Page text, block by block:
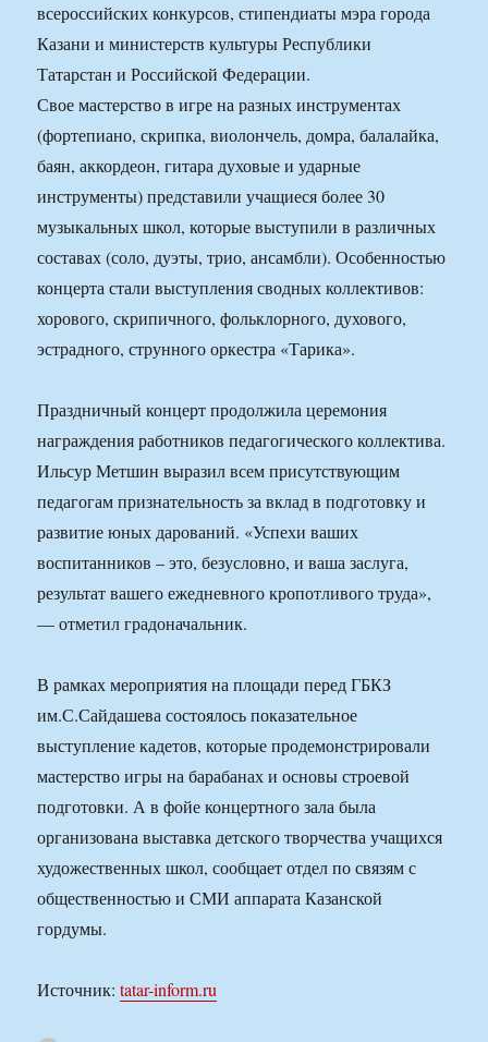
всероссийских конкурсов, стипендиаты мэра города
Казани и министерств культуры Республики
Татарстан и Российской Федерации.
Свое мастерство в игре на разных инструментах
(фортепиано, скрипка, виолончель, домра, балалайка,
баян, аккордеон, гитара духовые и ударные
инструменты) представили учащиеся более 30
музыкальных школ, которые выступили в различных
составах (соло, дуэты, трио, ансамбли). Особенностью
концерта стали выступления сводных коллективов:
хорового, скрипичного, фольклорного, духового,
эстрадного, струнного оркестра «Тарика».
Праздничный концерт продолжила церемония
награждения работников педагогического коллектива.
Ильсур Метшин выразил всем присутствующим
педагогам признательность за вклад в подготовку и
развитие юных дарований. «Успехи ваших
воспитанников – это, безусловно, и ваша заслуга,
результат вашего ежедневного кропотливого труда»,
— отметил градоначальник.
В рамках мероприятия на площади перед ГБКЗ
им.С.Сайдашева состоялось показательное
выступление кадетов, которые продемонстрировали
мастерство игры на барабанах и основы строевой
подготовки. А в фойе концертного зала была
организована выставка детского творчества учащихся
художественных школ, сообщает отдел по связям с
общественностью и СМИ аппарата Казанской
гордумы.
Источник:tatar-inform.ru